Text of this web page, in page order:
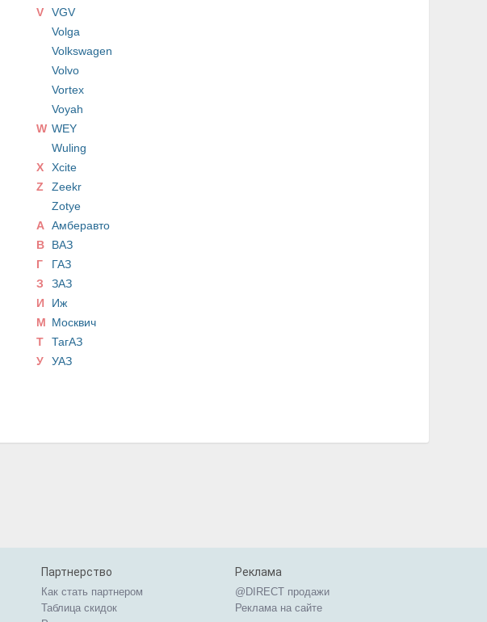
V
VGV
Volga
Volkswagen
Volvo
Vortex
Voyah
W WEY
Wuling
X
Xcite
Z
Zeekr
Zotye
А Амберавто
В
ВАЗ
Г
ГАЗ
З
ЗАЗ
И
Иж
М Москвич
Т
ТагАЗ
У
УАЗ
Партнерство
Как стать партнером
Таблица скидок
Реклама
@DIRECT продажи
Реклама на сайте